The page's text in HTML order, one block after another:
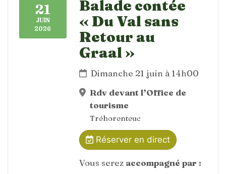
21
JUIN
2026
Balade contée
« Du Val sans
Retour au
Graal »
Dimanche 21 juin à 14h00
Rdv devant l’Office de
tourisme
Tréhorenteuc
Réserver en direct
Vous serez accompagné par :